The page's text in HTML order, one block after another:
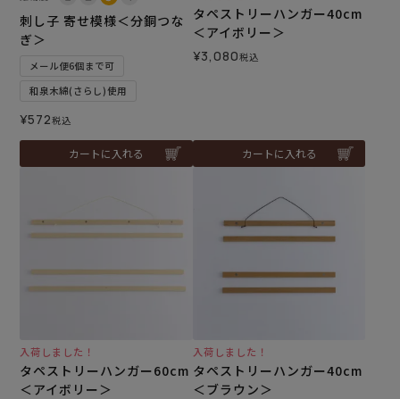
刺し子 寄せ模様＜分銅つな
ぎ＞
メール便6個まで可
和泉木綿(さらし)使用
¥572税込
カートに入れる
タペストリーハンガー40cm
＜アイボリー＞
¥3,080税込
カートに入れる
入荷しました！
タペストリーハンガー60cm
＜アイボリー＞
入荷しました！
タペストリーハンガー40cm
＜ブラウン＞